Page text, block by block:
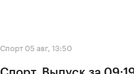
Спорт 05 авг, 13:50